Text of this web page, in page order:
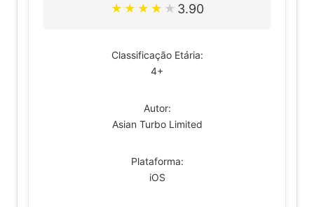
★ ★ ★ ★ ★ 3.90
Classificação Etária:
4+
Autor:
Asian Turbo Limited
Plataforma:
iOS